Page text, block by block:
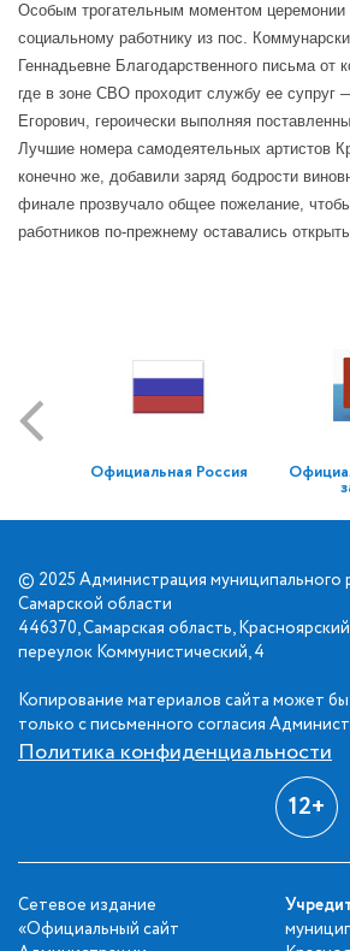
Особым трогательным моментом церемонии
социальному работнику из пос.
Геннадьевне Благодарственного письма от
где в зоне СВО проходит службу ее супруг
Егорович, героически выполняя
Лучшие номера самодеятельных артистов
конечно же, добавили заряд бодрости
финале прозвучало общее пожелание,
работников по-прежнему оставались
Официальная Россия
© 2025 Администрация муниципального
Самарской области
446370, Самарская область,
переулок Коммунистический, 4
Копирование материалов сайта может
только с письменного согласия
Политика конфиденциальности
12+
Сетевое издание
«Официальный сайт